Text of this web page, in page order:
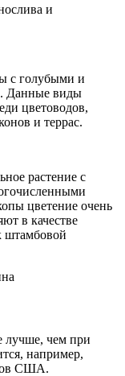
и
с голубыми и
Данные виды
цветоводов,
и террас.
растение с
цветение очень
в качестве
штамбовой
лучше, чем при
например,
США.